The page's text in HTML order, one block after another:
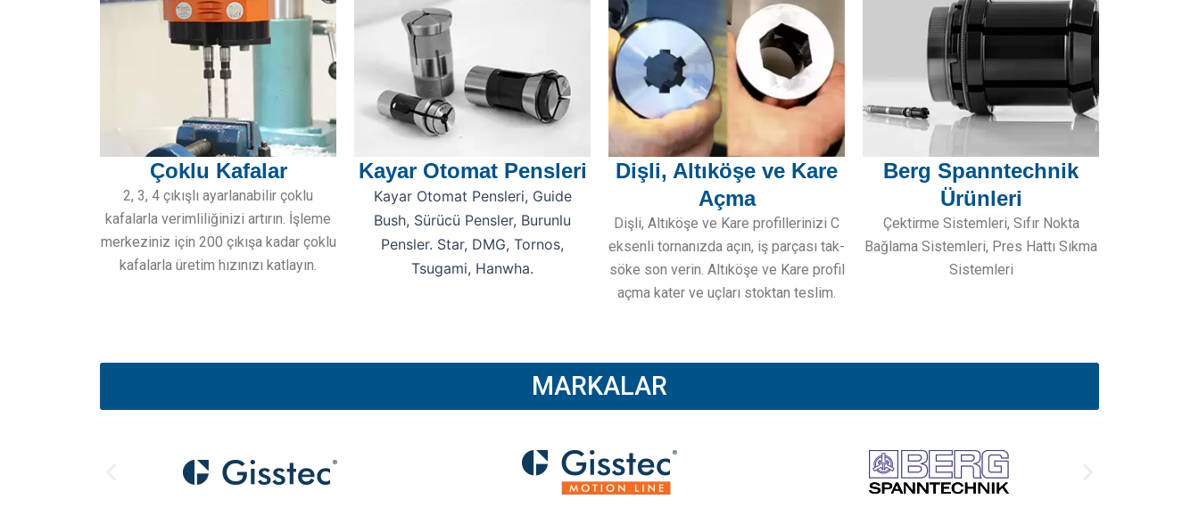
Çoklu Kafalar
2, 3, 4 çıkışlı ayarlanabilir çoklu
kafalarla verimliliğinizi artırın. İşleme
merkeziniz için 200 çıkışa kadar çoklu
kafalarla üretim hızınızı katlayın.
Kayar Otomat Pensleri
Kayar Otomat Pensleri, Guide
Bush, Sürücü Pensler, Burunlu
Pensler. Star, DMG, Tornos,
Tsugami, Hanwha.
Dişli, Altıköşe ve Kare
Açma
Dişli, Altıköşe ve Kare profillerinizi C
eksenli tornanızda açın, iş parçası tak-
söke son verin. Altıköşe ve Kare profil
açma kater ve uçları stoktan teslim.
Berg Spanntechnik
Ürünleri
Çektirme Sistemleri, Sıfır Nokta
Bağlama Sistemleri, Pres Hattı Sıkma
Sistemleri
MARKALAR